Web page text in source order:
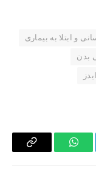
و ابتلا به بیماری
بدن
WhatsApp
Copy